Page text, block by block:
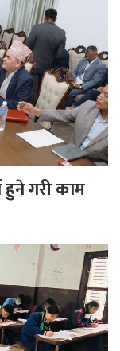
हुने गरी काम